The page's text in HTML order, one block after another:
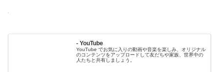
- YouTube
YouTube でお気に入りの動画や音楽を楽しみ、オリジナル
のコンテンツをアップロードして友だちや家族、世界中の
人たちと共有しましょう。